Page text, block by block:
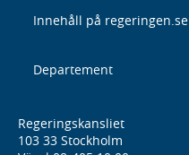
Innehåll på regeringen.se
Departement
Regeringskansliet
103 33 Stockholm